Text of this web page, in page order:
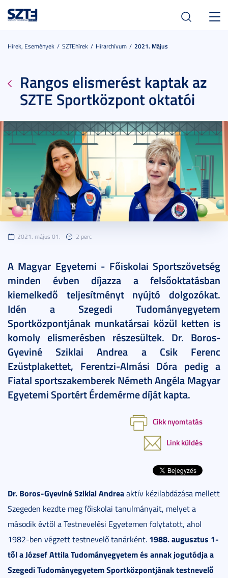
Hírek, Események SZTEhírek Hírarchívum 2021. Május
Rangos elismerést kaptak az
SZTE Sportközpont oktatói
2021. május 01. 2 perc
A Magyar Egyetemi - Főiskolai Sportszövetség
minden évben díjazza a felsőoktatásban
kiemelkedő teljesítményt nyújtó dolgozókat.
Idén a Szegedi Tudományegyetem
Sportközpontjának munkatársai közül ketten is
komoly elismerésben részesültek. Dr. Boros-
Gyeviné Sziklai Andrea a Csik Ferenc
Ezüstplakettet, Ferentzi-Almási Dóra pedig a
Fiatal sportszakemberek Németh Angéla Magyar
Egyetemi Sportért Érdemérme díját kapta.
Cikk nyomtatás
Link küldés
Dr. Boros-Gyeviné Sziklai Andreaaktív kézilabdázása mellett
Szegeden kezdte meg főiskolai tanulmányait, melyet a
második évtől a Testnevelési Egyetemen folytatott, ahol
1982-ben végzett testnevelő tanárként. 1988. augusztus 1-
tőla József Attila Tudományegyetem és annak jogutódja a
Szegedi Tudományegyetem Sportközpontjának testnevelő